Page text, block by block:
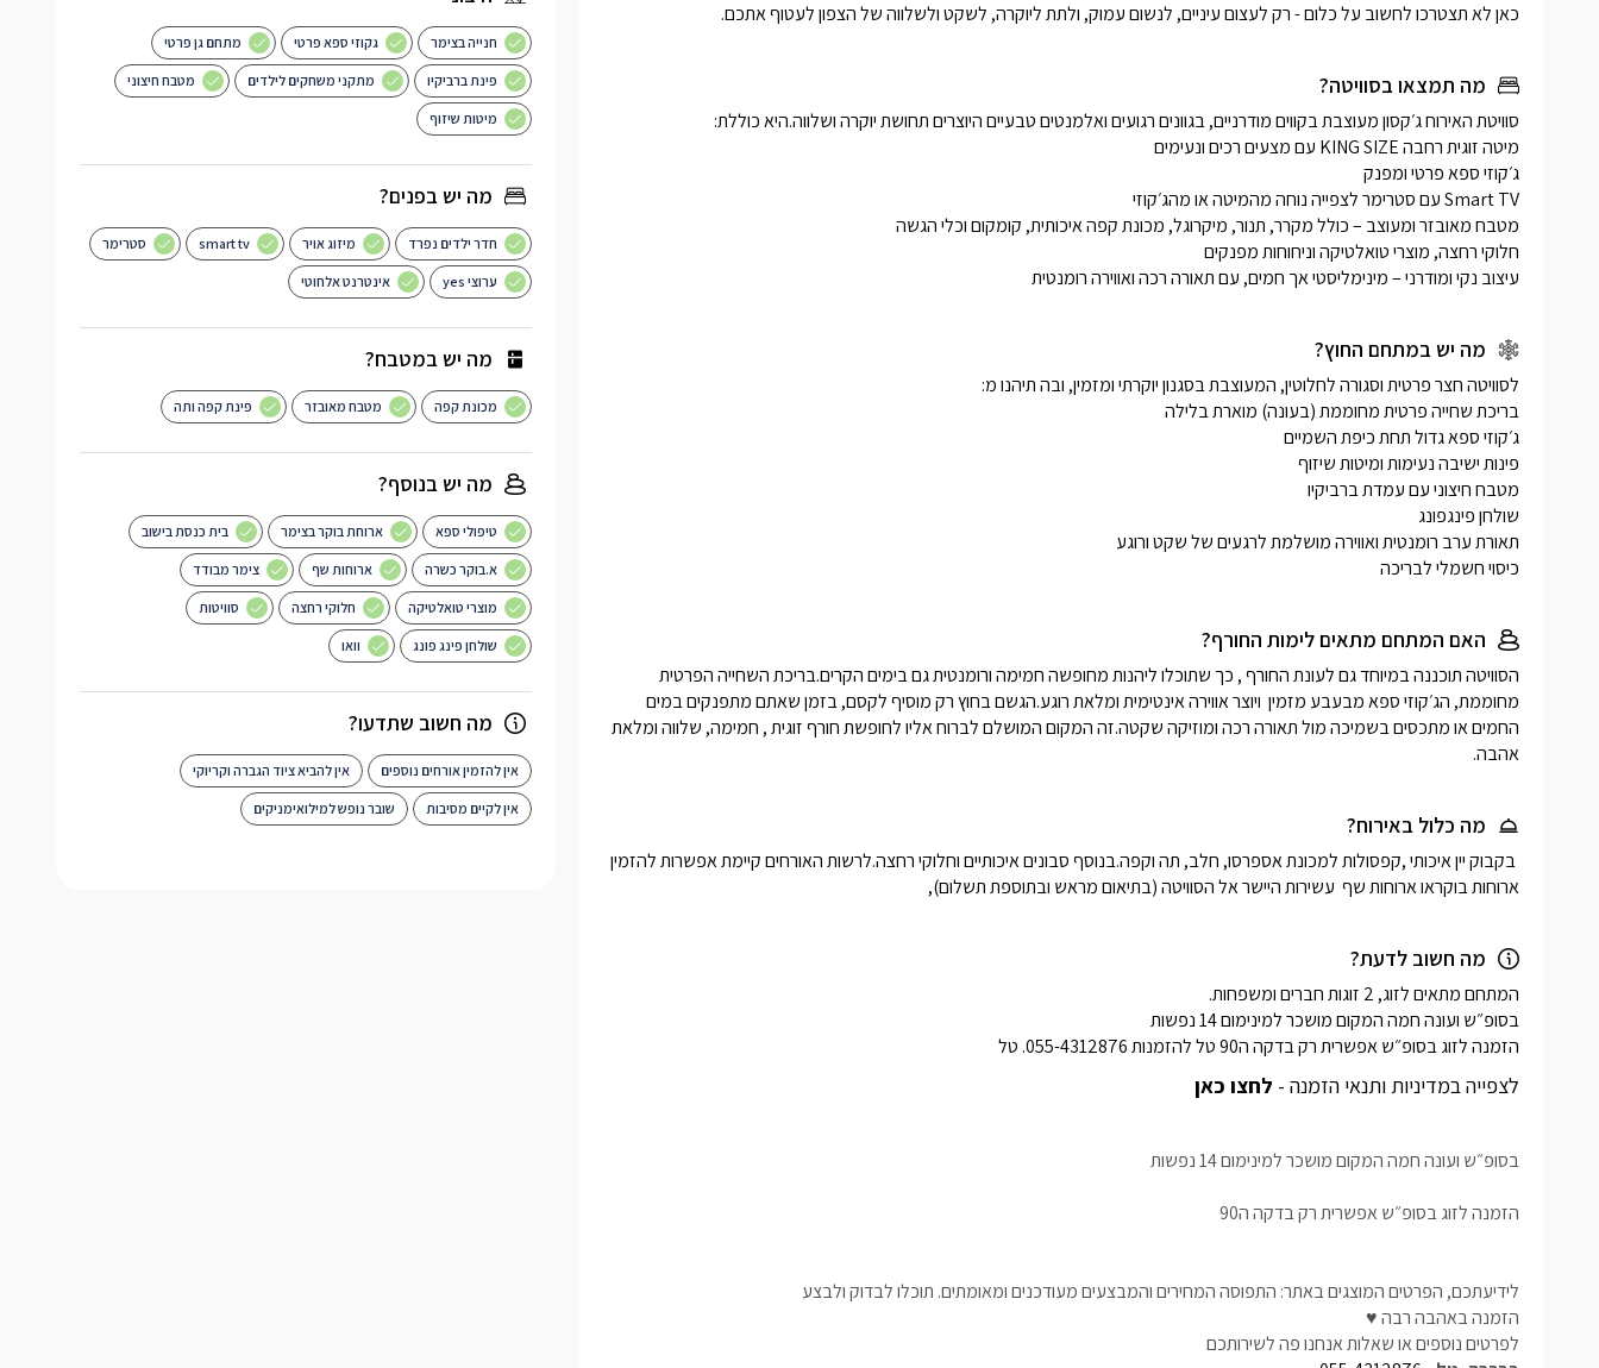
הכולל עמדת מנגל, מקרר ועוד.
כאן לא תצטרכו לחשוב על כלום - רק לעצום עיניים, לנשום עמוק, ולתת ליוקרה, לשקט ולשלווה של הצפון לעטוף אתכם.
מה תמצאו בסוויטה?
עיצוב נקי ומודרני – מינימליסטי אך חמים, עם תאורה רכה ואווירה רומנטית
מה יש במתחם החוץ?
כיסוי חשמלי לבריכה
האם המתחם מתאים לימות החורף?
אהבה.
מה כלול באירוח?
ארוחות בוקראו ארוחות שף  עשירות היישר אל הסוויטה (בתיאום מראש ובתוספת תשלום),
מה חשוב לדעת?
הזמנה לזוג בסופ״ש אפשרית רק בדקה ה90 טל להזמנות 055-4312876. טל
לצפייה במדיניות ותנאי הזמנה - לחצו כאן
בסופ״ש ועונה חמה המקום מושכר למינימום 14 נפשות
הזמנה לזוג בסופ״ש אפשרית רק בדקה ה90
לידיעתכם, הפרטים המוצגים באתר: התפוסה המחירים והמבצעים מעודכנים ומאומתים. תוכלו לבדוק ולבצע
הזמנה באהבה רבה ♥
לפרטים נוספים או שאלות אנחנו פה לשירותכם
חנייה בצימר גקוזי ספא פרטי מתחם גן פרטי
פינת ברביקיו מתקני משחקים לילדים מטבח חיצוני
מיטות שיזוף
מה יש בפנים?
חדר ילדים נפרד מיזוג אויר smart tv סטרימר
ערוצי yes אינטרנט אלחוטי
מה יש במטבח?
מכונת קפה מטבח מאובזר פינת קפה ותה
מה יש בנוסף?
טיפולי ספא ארוחת בוקר בצימר בית כנסת בישוב
א.בוקר כשרה ארוחות שף צימר מבודד
מוצרי טואלטיקה חלוקי רחצה סוויטות
שולחן פינג פונג וואו
מה חשוב שתדעו?
אין להזמין אורחים נוספים אין להביא ציוד הגברה וקריוקי
אין לקיים מסיבות שובר נופש למילואימניקים